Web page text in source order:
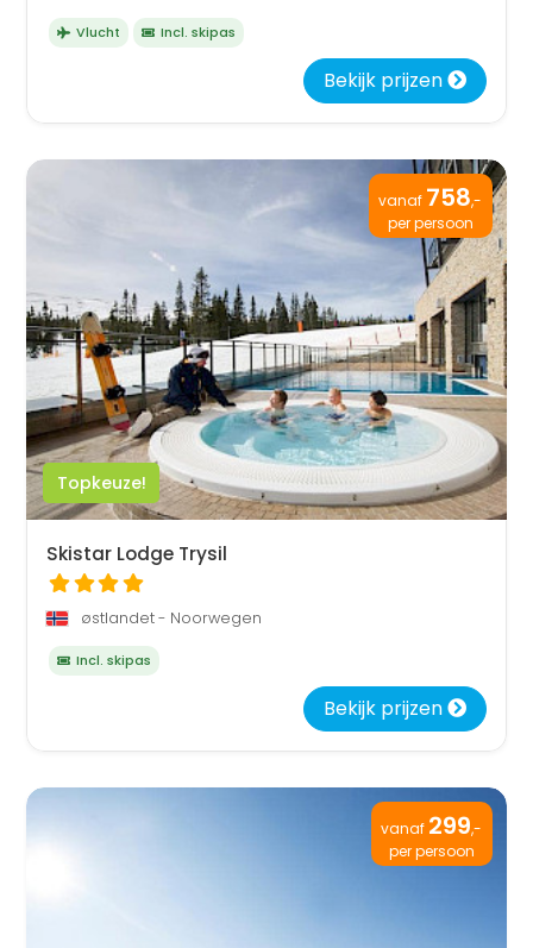
Vlucht Incl. skipas
Bekijk prijzen
vanaf 758,-
per persoon
Topkeuze!
Skistar Lodge Trysil
østlandet - Noorwegen
Incl. skipas
Bekijk prijzen
vanaf 299,-
per persoon